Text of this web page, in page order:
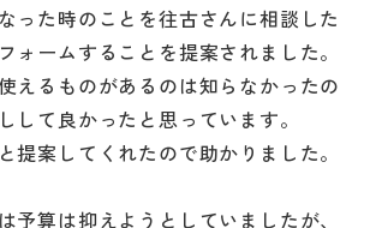
った時のことを往古さんに相談した
ォームすることを提案されました。
えるものがあるのは知らなかったの
して良かったと思っています。
提案してくれたので助かりました。
予算は抑えようとしていましたが、